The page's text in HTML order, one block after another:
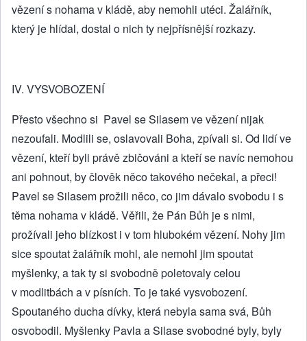
vězení s nohama v kládě, aby nemohli utéci. Žalářník,
který je hlídal, dostal o nich ty nejpřísnější rozkazy.
IV. VYSVOBOZENÍ
Přesto všechno si Pavel se Silasem ve vězení nijak
nezoufali. Modlili se, oslavovali Boha, zpívali si. Od lidí ve
vězení, kteří byli právě zbičováni a kteří se navíc nemohou
ani pohnout, by člověk něco takového nečekal, a přeci!
Pavel se Silasem prožili něco, co jim dávalo svobodu i s
těma nohama v kládě. Věřili, že Pán Bůh je s nimi,
prožívali jeho blízkost i v tom hlubokém vězení. Nohy jim
sice spoutat žalářník mohl, ale nemohl jim spoutat
myšlenky, a tak ty si svobodně poletovaly celou
v modlitbách a v písních. To je také vysvobození.
Spoutaného ducha dívky, která nebyla sama svá, Bůh
osvobodil. Myšlenky Pavla a Silase svobodné byly, byly